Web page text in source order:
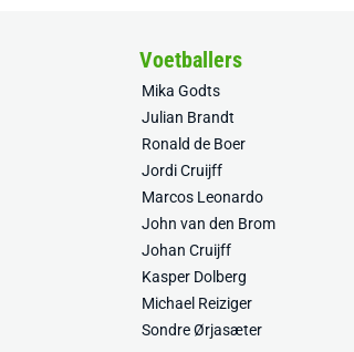
Voetballers
Mika Godts
Julian Brandt
Ronald de Boer
Jordi Cruijff
Marcos Leonardo
John van den Brom
Johan Cruijff
Kasper Dolberg
Michael Reiziger
Sondre Ørjasæter